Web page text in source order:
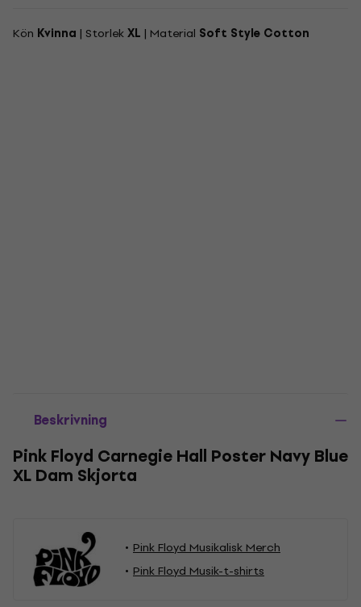
Kön Kvinna | StorlekXL | Material Soft Style Cotton
Beskrivning
Pink Floyd Carnegie Hall Poster Navy Blue
XL Dam Skjorta
Pink Floyd Musikalisk Merch
Pink Floyd Musik-t-shirts